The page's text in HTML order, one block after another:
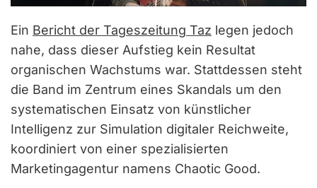
Ein Bericht der Tageszeitung Taz legen jedoch
nahe, dass dieser Aufstieg kein Resultat
organischen Wachstums war. Stattdessen steht
die Band im Zentrum eines Skandals um den
systematischen Einsatz von künstlicher
Intelligenz zur Simulation digitaler Reichweite,
koordiniert von einer spezialisierten
Marketingagentur namens Chaotic Good.